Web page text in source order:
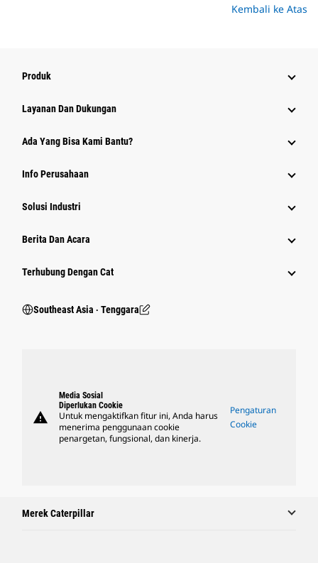
Kembali ke Atas
Produk
Layanan Dan Dukungan
Ada Yang Bisa Kami Bantu?
Info Perusahaan
Solusi Industri
Berita Dan Acara
Terhubung Dengan Cat
Southeast Asia ‧ Tenggara
warning
Media Sosial
Diperlukan Cookie
Untuk mengaktifkan fitur ini, Anda harus
menerima penggunaan cookie
penargetan, fungsional, dan kinerja.
Pengaturan
Cookie
Merek Caterpillar